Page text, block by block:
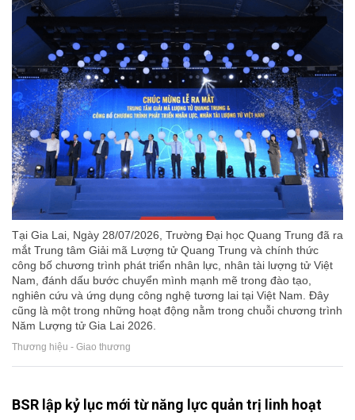
Tại Gia Lai, Ngày 28/07/2026, Trường Đại học Quang Trung đã ra
mắt Trung tâm Giải mã Lượng tử Quang Trung và chính thức
công bố chương trình phát triển nhân lực, nhân tài lượng tử Việt
Nam, đánh dấu bước chuyển mình mạnh mẽ trong đào tạo,
nghiên cứu và ứng dụng công nghệ tương lai tại Việt Nam. Đây
cũng là một trong những hoạt động nằm trong chuỗi chương trình
Năm Lượng tử Gia Lai 2026.
Thương hiệu - Giao thương
BSR lập kỷ lục mới từ năng lực quản trị linh hoạt